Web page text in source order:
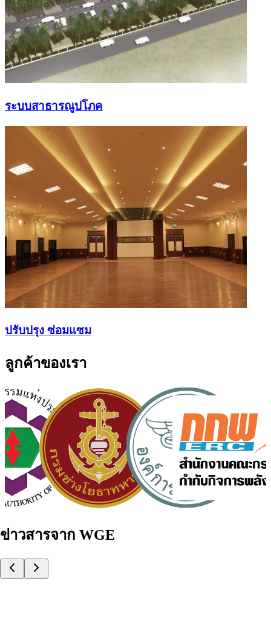
ระบบสาธารณูปโภค
ปรับปรุง ซ่อมแซม
ลูกค้าของเรา
ข่าวสารจาก WGE